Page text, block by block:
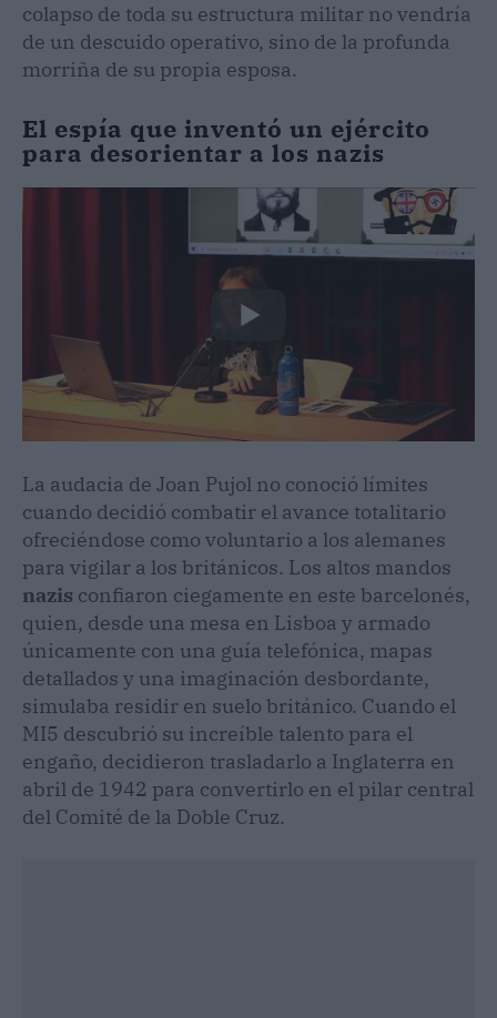
colapso de toda su estructura militar no vendría
de un descuido operativo, sino de la profunda
morriña de su propia esposa.
El espía que inventó un ejército
para desorientar a los nazis
La audacia de Joan Pujol no conoció límites
cuando decidió combatir el avance totalitario
ofreciéndose como voluntario a los alemanes
para vigilar a los británicos. Los altos mandos
nazis confiaron ciegamente en este barcelonés,
quien, desde una mesa en Lisboa y armado
únicamente con una guía telefónica, mapas
detallados y una imaginación desbordante,
simulaba residir en suelo británico. Cuando el
MI5 descubrió su increíble talento para el
engaño, decidieron trasladarlo a Inglaterra en
abril de 1942 para convertirlo en el pilar central
del Comité de la Doble Cruz.